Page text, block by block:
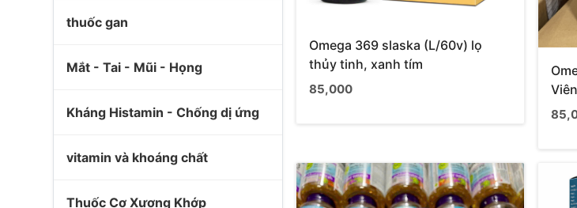
thuốc gan
Mắt - Tai - Mũi - Họng
Kháng Histamin - Chống dị ứng
vitamin và khoáng chất
Thuốc Cơ Xương Khớp
Omega 369 slaska (L/60v) lọ
thủy tinh, xanh tím
85,000
Viên